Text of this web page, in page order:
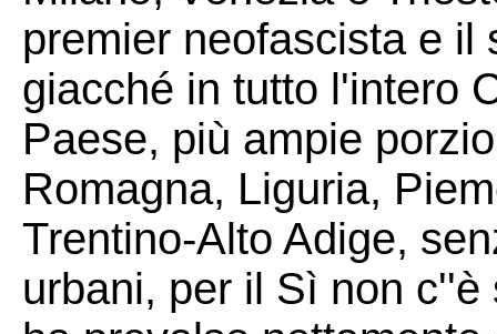
premier neofascista e il
giacché in tutto l'intero
Paese, più ampie
Romagna, Liguria,
Trentino-Alto Adige,
urbani, per il Sì non